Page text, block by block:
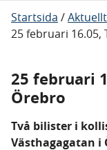
Startsida /Aktuellt
25 februari 16.05,
25 februari
Örebro
Två bilister i
Västhagagatan i